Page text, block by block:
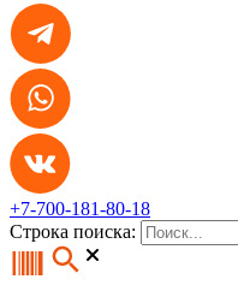
+7-700-181-80-18
Строка поиска: